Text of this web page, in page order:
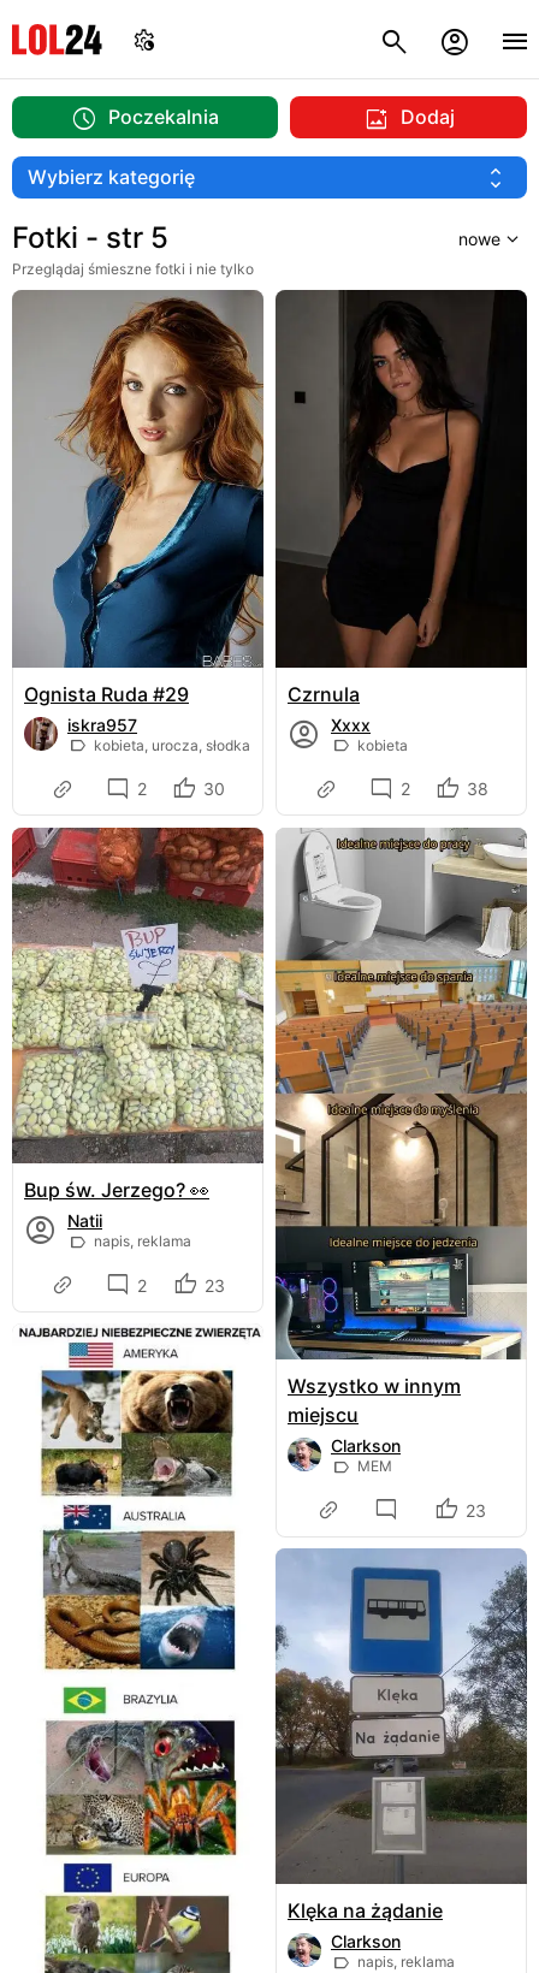
Poczekalnia Dodaj
Fotki - str 5
Przeglądaj śmieszne fotki i nie tylko
Ognista Ruda #29
iskra957
kobieta, urocza, słodka
2 30
Czrnula
Xxxx
kobieta
2 38
Bup św. Jerzego? 👀
Natii
napis, reklama
2 23
Wszystko w innym
miejscu
Clarkson
MEM
23
Klęka na żądanie
Clarkson
napis, reklama